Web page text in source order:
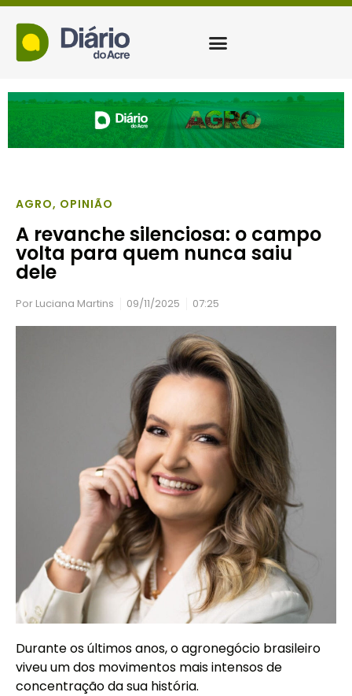
AGRO, OPINIÃO
A revanche silenciosa: o campo
volta para quem nunca saiu
dele
Por Luciana Martins 09/11/2025 07:25
Durante os últimos anos, o agronegócio brasileiro
viveu um dos movimentos mais intensos de
concentração da sua história.